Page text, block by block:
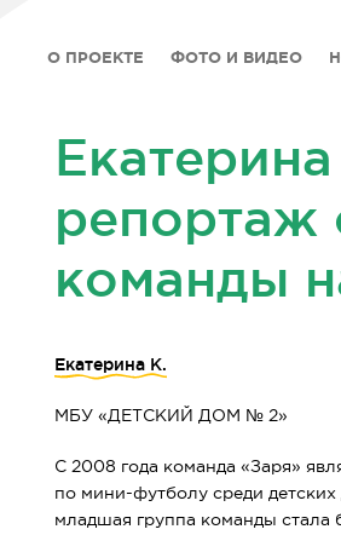
О ПРОЕКТЕ ФОТО И ВИДЕО
репортаж
команды
Екатерина К.
МБУ «ДЕТСКИЙ ДОМ № 2»
С 2008 года команда «Заря»
по мини-футболусреди детских
младшая группа команды стала